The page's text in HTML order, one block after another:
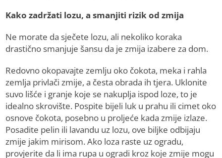
Kako zadržati lozu, a smanjiti rizik od zmija
Ne morate da sječete lozu, ali nekoliko koraka
drastično smanjuje šansu da je zmija izabere za dom.
Redovno okopavajte zemlju oko čokota, meka i rahla
zemlja privlači zmije, a česta obrada ih tjera. Uklonite
suvo lišće i granje koje se nakuplja ispod loze, to je
idealno skrovište. Pospite bijeli luk u prahu ili cimet oko
osnove čokota, posebno u proljeće kada zmije izlaze.
Posadite pelin ili lavandu uz lozu, ove biljke odbijaju
zmije jakim mirisom. Ako loza raste uz ogradu,
provjerite da li ima rupa u ogradi kroz koje zmije mogu